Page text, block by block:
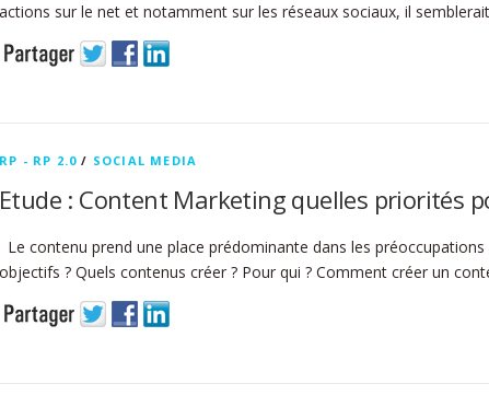
actions sur le net et notamment sur les réseaux sociaux, il
RP - RP 2.0 / SOCIAL MEDIA
Etude : Content Marketing quelles priorités
Le contenu prend une place prédominante dans les
objectifs ? Quels contenus créer ? Pour qui ? Comment créer un